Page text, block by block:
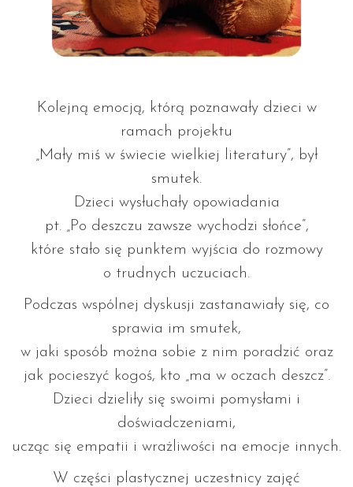
Kolejną emocją, którą poznawały dzieci w
ramach projektu
„Mały miś w świecie wielkiej literatury”, był
smutek.
Dzieci wysłuchały opowiadania
pt. „Po deszczu zawsze wychodzi słońce”,
które stało się punktem wyjścia do rozmowy
o trudnych uczuciach.
Podczas wspólnej dyskusji zastanawiały się, co
sprawia im smutek,
w jaki sposób można sobie z nim poradzić oraz
jak pocieszyć kogoś, kto „ma w oczach deszcz”.
Dzieci dzieliły się swoimi pomysłami i
doświadczeniami,
ucząc się empatii i wrażliwości na emocje innych.
W części plastycznej uczestnicy zajęć